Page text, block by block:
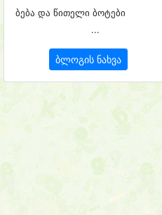
ბება და წითელი ბოტები
...
ბლოგის ნახვა